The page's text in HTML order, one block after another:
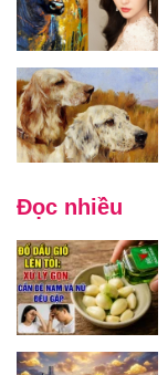
Đọc nhiều